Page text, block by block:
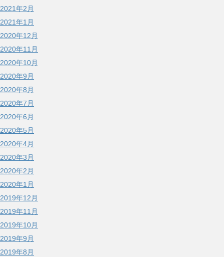
2021年2月
2021年1月
2020年12月
2020年11月
2020年10月
2020年9月
2020年8月
2020年7月
2020年6月
2020年5月
2020年4月
2020年3月
2020年2月
2020年1月
2019年12月
2019年11月
2019年10月
2019年9月
2019年8月